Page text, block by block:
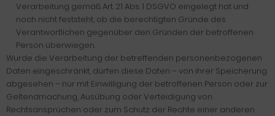
Verarbeitung gemäß Art. 21 Abs. 1 DSGVO eingelegt hat und
noch nicht feststeht, ob die berechtigten Gründe des
Verantwortlichen gegenüber den Gründen der betroffenen
Person überwiegen.
Wurde die Verarbeitung der betreffenden personenbezogenen
Daten eingeschränkt, dürfen diese Daten – von ihrer Speicherung
abgesehen – nur mit Einwilligung der betroffenen Person oder zur
Geltendmachung, Ausübung oder Verteidigung von
Rechtsansprüchen oder zum Schutz der Rechte einer anderen